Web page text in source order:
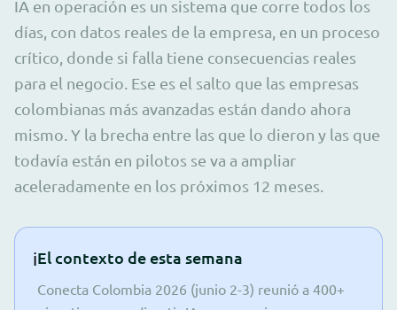
IA en operación es un sistema que corre todos los
días, con datos reales de la empresa, en un proceso
crítico, donde si falla tiene consecuencias reales
para el negocio. Ese es el salto que las empresas
colombianas más avanzadas están dando ahora
mismo. Y la brecha entre las que lo dieron y las que
todavía están en pilotos se va a ampliar
aceleradamente en los próximos 12 meses.
ℹ️El contexto de esta semana
Conecta Colombia 2026 (junio 2-3) reunió a 400+